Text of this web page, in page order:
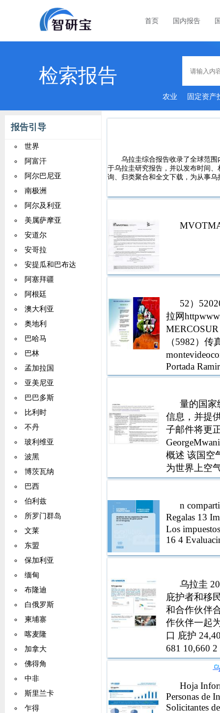
首页 国内报告
检索报告
农业 固定资产
报告引导
世界
阿富汗
阿尔巴尼亚
南极洲
阿尔及利亚
美属萨摩亚
安道尔
安哥拉
安提瓜和巴布达
阿塞拜疆
阿根廷
澳大利亚
奥地利
巴哈马
巴林
孟加拉国
亚美尼亚
巴巴多斯
比利时
不丹
玻利维亚
波黑
博茨瓦纳
巴西
伯利兹
所罗门群岛
文莱
东盟
保加利亚
缅甸
布隆迪
白俄罗斯
柬埔寨
喀麦隆
加拿大
佛得角
中非
斯里兰卡
乍得
乌拉圭综合报告收录了全球范
于乌拉圭研究报告，并以发布时间
询、归类聚合和全文下载，为从事
52）
拉网
（5982）传
Portada
量的国家
信息，并提
子邮件将更
概述 该国空
为世界上空
年以来种植
n
Regalas 13
Los
16 4
乌拉圭
庇护者和移
和合作伙伴
作伙伴一起
口 庇护
681 10,660
月 无国籍身
和实物 难民
Hoja
Personas de
Solicitantes